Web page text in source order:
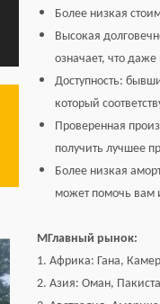
Более низкая
Высокая
означает, что
Доступность:
который
Проверенная
получить лучшее
Более низкая
может помочь вам
M Главный рынок:
1. Африка: Гана,
2. Азия: Оман,